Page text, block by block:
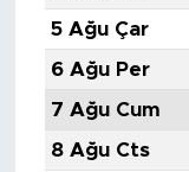
5 Ağu Çar
6 Ağu Per
7 Ağu Cum
8 Ağu Cts